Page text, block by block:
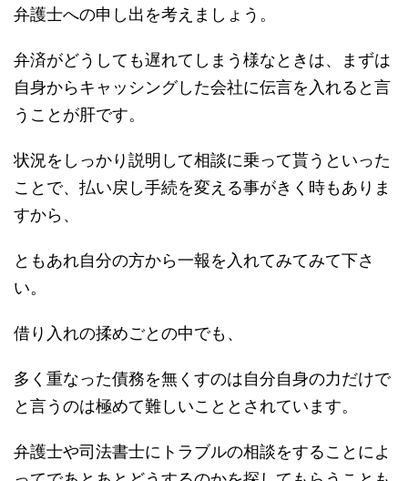
弁護士への申し出を考えましょう。
弁済がどうしても遅れてしまう様なときは、まずは
自身からキャッシングした会社に伝言を入れると言
うことが肝です。
状況をしっかり説明して相談に乗って貰うといった
ことで、払い戻し手続を変える事がきく時もありま
すから、
ともあれ自分の方から一報を入れてみてみて下さ
い。
借り入れの揉めごとの中でも、
多く重なった債務を無くすのは自分自身の力だけで
と言うのは極めて難しいこととされています。
弁護士や司法書士にトラブルの相談をすることによ